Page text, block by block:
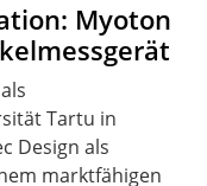
Myoton
Tartu in
Design als
marktfähigen